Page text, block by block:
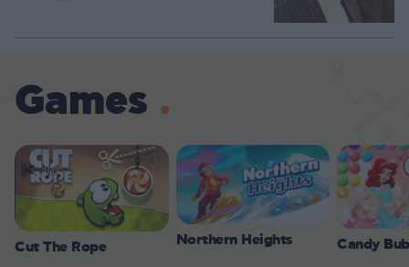
Games
Cut The Rope Northern Heights Candy